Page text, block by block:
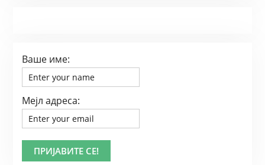
Ваше име:
Мејл адреса: